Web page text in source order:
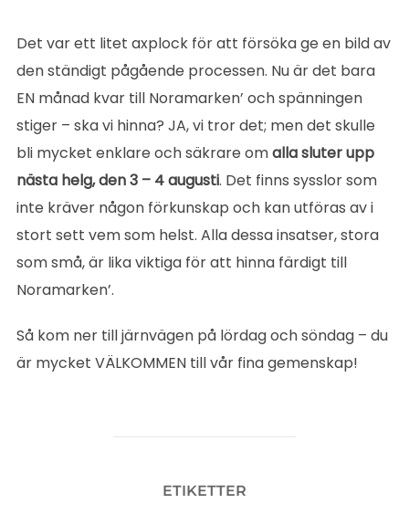
Det var ett litet axplock för att försöka ge en bild av
den ständigt pågående processen. Nu är det bara
EN månad kvar till Noramarken’ och spänningen
stiger – ska vi hinna? JA, vi tror det; men det skulle
bli mycket enklare och säkrare omalla sluter upp
nästa helg, den 3 – 4 augusti. Det finns sysslor som
inte kräver någon förkunskap och kan utföras av i
stort sett vem som helst. Alla dessa insatser, stora
som små, är lika viktiga för att hinna färdigt till
Noramarken’.
Så kom ner till järnvägen på lördag och söndag – du
är mycket VÄLKOMMEN till vår fina gemenskap!
ETIKETTER